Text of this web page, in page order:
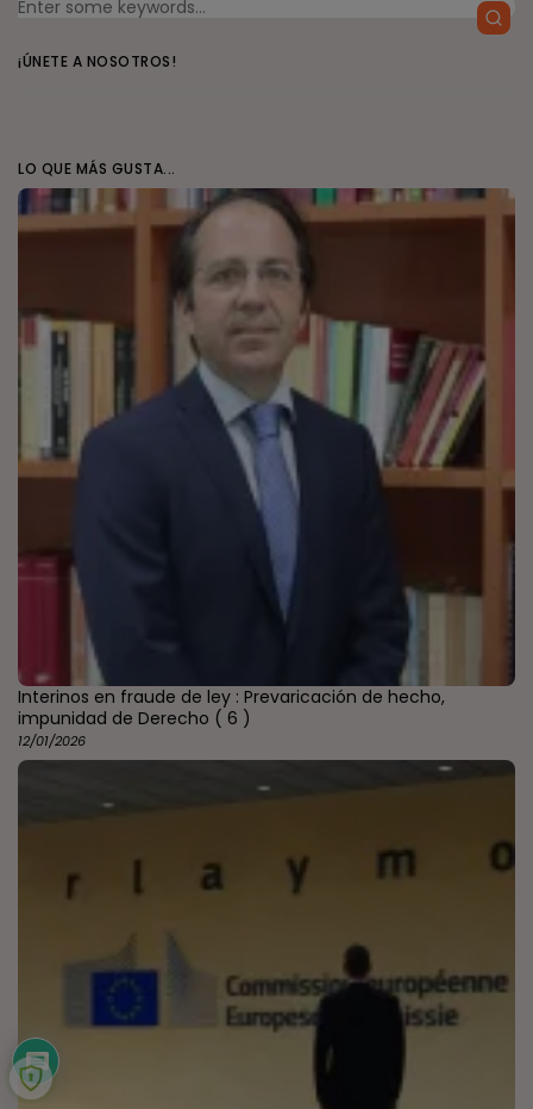
¡ÚNETE A NOSOTROS!
LO QUE MÁS GUSTA...
Interinos en fraude de ley : Prevaricación de hecho,
impunidad de Derecho ( 6 )
12/01/2026